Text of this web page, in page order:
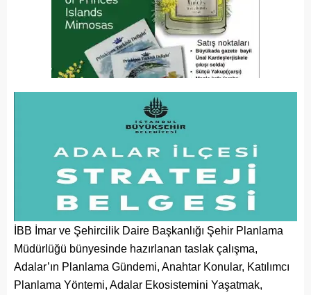
İBB İmar ve Şehircilik Daire Başkanlığı Şehir Planlama
Müdürlüğü bünyesinde hazırlanan taslak çalışma,
Adalar’ın Planlama Gündemi, Anahtar Konular, Katılımcı
Planlama Yöntemi, Adalar Ekosistemini Yaşatmak,